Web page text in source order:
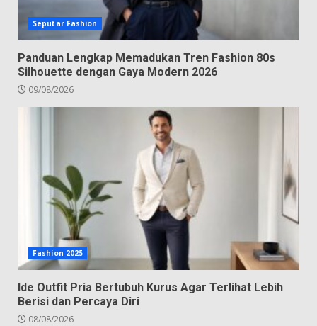
Seputar Fashion
Panduan Lengkap Memadukan Tren Fashion 80s
Silhouette dengan Gaya Modern 2026
09/08/2026
Fashion 2025
Ide Outfit Pria Bertubuh Kurus Agar Terlihat Lebih
Berisi dan Percaya Diri
08/08/2026